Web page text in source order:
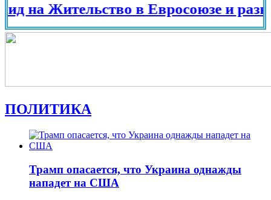
Жительство в Евросоюзе и разных
ПОЛИТИКА
Трамп опасается, что Украина однажды
нападет на США